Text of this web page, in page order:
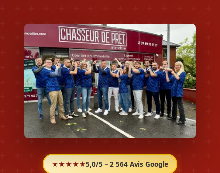
★★★★★5,0/5 – 2 564 Avis Google